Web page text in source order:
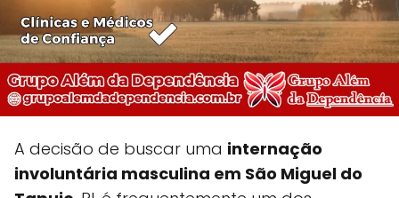
A decisão de buscar uma internação
involuntária masculina em São Miguel do